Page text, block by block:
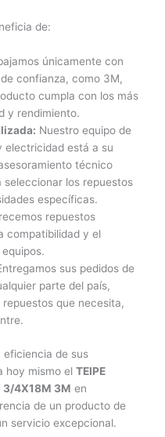
de:
únicamente con
confianza, como 3M,
cumpla con los más
y rendimiento.
Nuestro equipo de
electricidad está a su
técnico
seleccionar los repuestos
específicas.
repuestos
compatibilidad y el
sus pedidos de
parte del país,
que necesita,
eficiencia de sus
hoy mismo el TEIPE
3/4X18M 3M en
de un producto de
servicio excepcional.